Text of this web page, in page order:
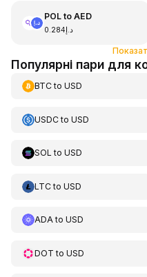
POLto AED
د.إ0.284
Популярні пари для
BTCto USD
USDCto USD
SOL to USD
LTCto USD
ADAto USD
DOT to USD